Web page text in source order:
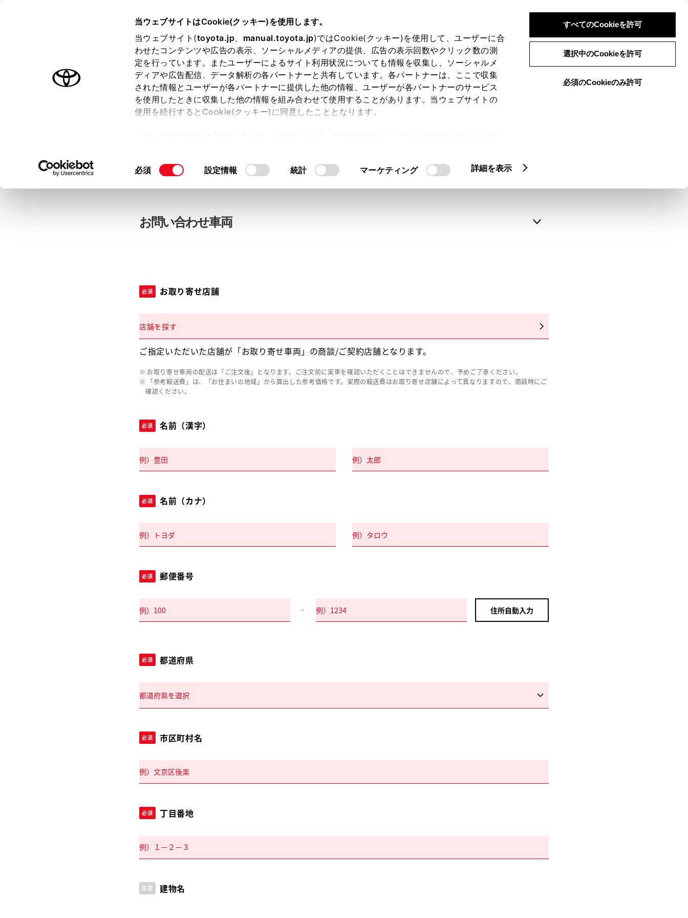
当ウェブサイトはCookie(クッキー)を使用します。
当ウェブサイト(toyota.jp、 manual.toyota.jp)ではCookie(クッキー)を使用して、ユーザーに合
わせたコンテンツや広告の表示、ソーシャルメディアの提供、広告の表示回数やクリック数の測
定を行っています。またユーザーによるサイト利用状況についても情報を収集し、ソーシャルメ
ディアや広告配信、データ解析の各パートナーと共有しています。各パートナーは、ここで収集
された情報とユーザーが各パートナーに提供した他の情報、ユーザーが各パートナーのサービス
を使用したときに収集した他の情報を組み合わせて使用することがあります。当ウェブサイトの
使用を続行するとCookie(クッキー)に同意したこととなります。
て」をご覧ください。
同
択
必須 設定情報 統計 マーケティング 詳細を表示
すべてのCookieを許可
選択中のCookieを許可
必須のCookieのみ許可
は必須です。中古車：お問い合わせ
お客さま情報の入力 入力内容のご確認
ログインして自動入力
お問い合わせ車両
必須 お取り寄せ店舗
店舗を探す
ご指定いただいた店舗が「お取り寄せ車両」の商談/ご契約店舗となります。
お取り寄せ車両の配送は「ご注文後」となります。ご注文前に実車を確認いただくことはできませんので、予めご了承ください。
「参考輸送費」は、「お住まいの地域」から算出した参考価格です。実際の輸送費はお取り寄せ店舗によって異なりますので、商談時にご
確認ください。
必須 名前（漢字）
必須 名前（カナ）
必須 郵便番号
住所自動入力
必須 都道府県
必須 市区町村名
必須 丁目番地
任意 建物名